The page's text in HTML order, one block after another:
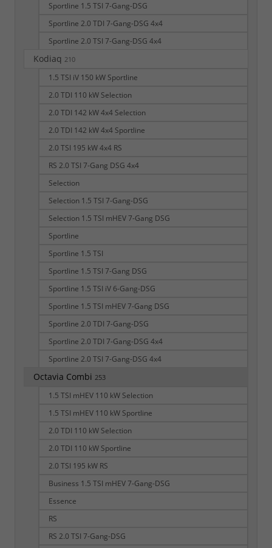
Sportline 1.5 TSI 7-Gang-DSG
Sportline 2.0 TDI 7-Gang-DSG 4x4
Sportline 2.0 TSI 7-Gang-DSG 4x4
Kodiaq 210
1.5 TSI iV 150 kW Sportline
2.0 TDI 110 kW Selection
2.0 TDI 142 kW 4x4 Selection
2.0 TDI 142 kW 4x4 Sportline
2.0 TSI 195 kW 4x4 RS
RS 2.0 TSI 7-Gang DSG 4x4
Selection
Selection 1.5 TSI 7-Gang-DSG
Selection 1.5 TSI mHEV 7-Gang DSG
Sportline
Sportline 1.5 TSI
Sportline 1.5 TSI 7-Gang DSG
Sportline 1.5 TSI iV 6-Gang-DSG
Sportline 1.5 TSI mHEV 7-Gang DSG
Sportline 2.0 TDI 7-Gang-DSG
Sportline 2.0 TDI 7-Gang-DSG 4x4
Sportline 2.0 TSI 7-Gang-DSG 4x4
Octavia Combi 253
1.5 TSI mHEV 110 kW Selection
1.5 TSI mHEV 110 kW Sportline
2.0 TDI 110 kW Selection
2.0 TDI 110 kW Sportline
2.0 TSI 195 kW RS
Business 1.5 TSI mHEV 7-Gang-DSG
Essence
RS
RS 2.0 TSI 7-Gang-DSG